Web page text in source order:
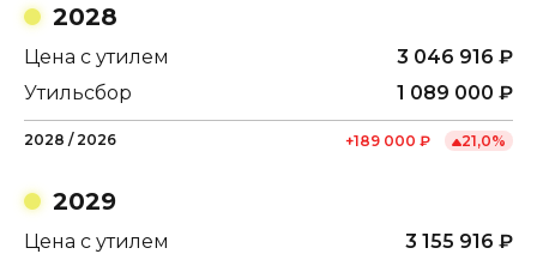
2028
Цена с утилем 3 046 916 ₽
Утильсбор
1 089 000 ₽
2028 / 2026 +189 000 ₽ 21,0%
2029
Цена с утилем 3 155 916 ₽